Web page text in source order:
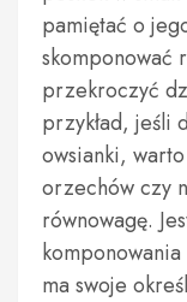
pamiętać o
skomponować
przekroczyć
przykład, jeśli
owsianki,
orzechów czy
równowagę.
komponowania
ma swoje